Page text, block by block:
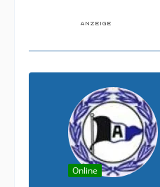
Online